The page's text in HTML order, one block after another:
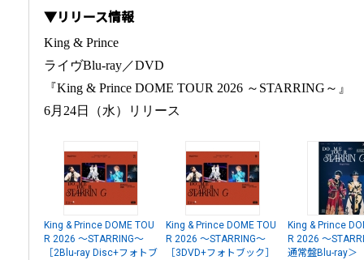
▼リリース情報
King & Prince
ライヴBlu-ray／DVD
『King & Prince DOME TOUR 2026 ～STARRING～』
6月24日（水）リリース
King & Prince DOME TOU
R 2026 ～STARRING～
［2Blu-ray Disc+フォトブ
King & Prince DOME TOU
R 2026 ～STARRING～
［3DVD+フォトブック］
King & Prince
R 2026 ～
通常盤Blu-ray＞